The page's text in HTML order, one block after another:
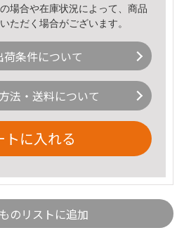
場合や在庫状況によって、商品
ただく場合がございます。
荷条件について
法・送料について
トに入れる
のリストに追加